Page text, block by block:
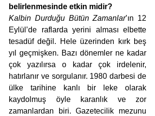
belirlenmesinde etkin midir?
Kalbin Durduğu Bütün Zamanlar’ın 12
Eylül’de raflarda yerini alması elbette
tesadüf değil. Hele üzerinden kırk beş
yıl geçmişken. Bazı dönemler ne kadar
çok yazılırsa o kadar çok irdelenir,
hatırlanır ve sorgulanır. 1980 darbesi de
ülke tarihine kanlı bir leke olarak
kaydolmuş öyle karanlık ve zor
zamanlardan biri. Gazetecilik mezunu